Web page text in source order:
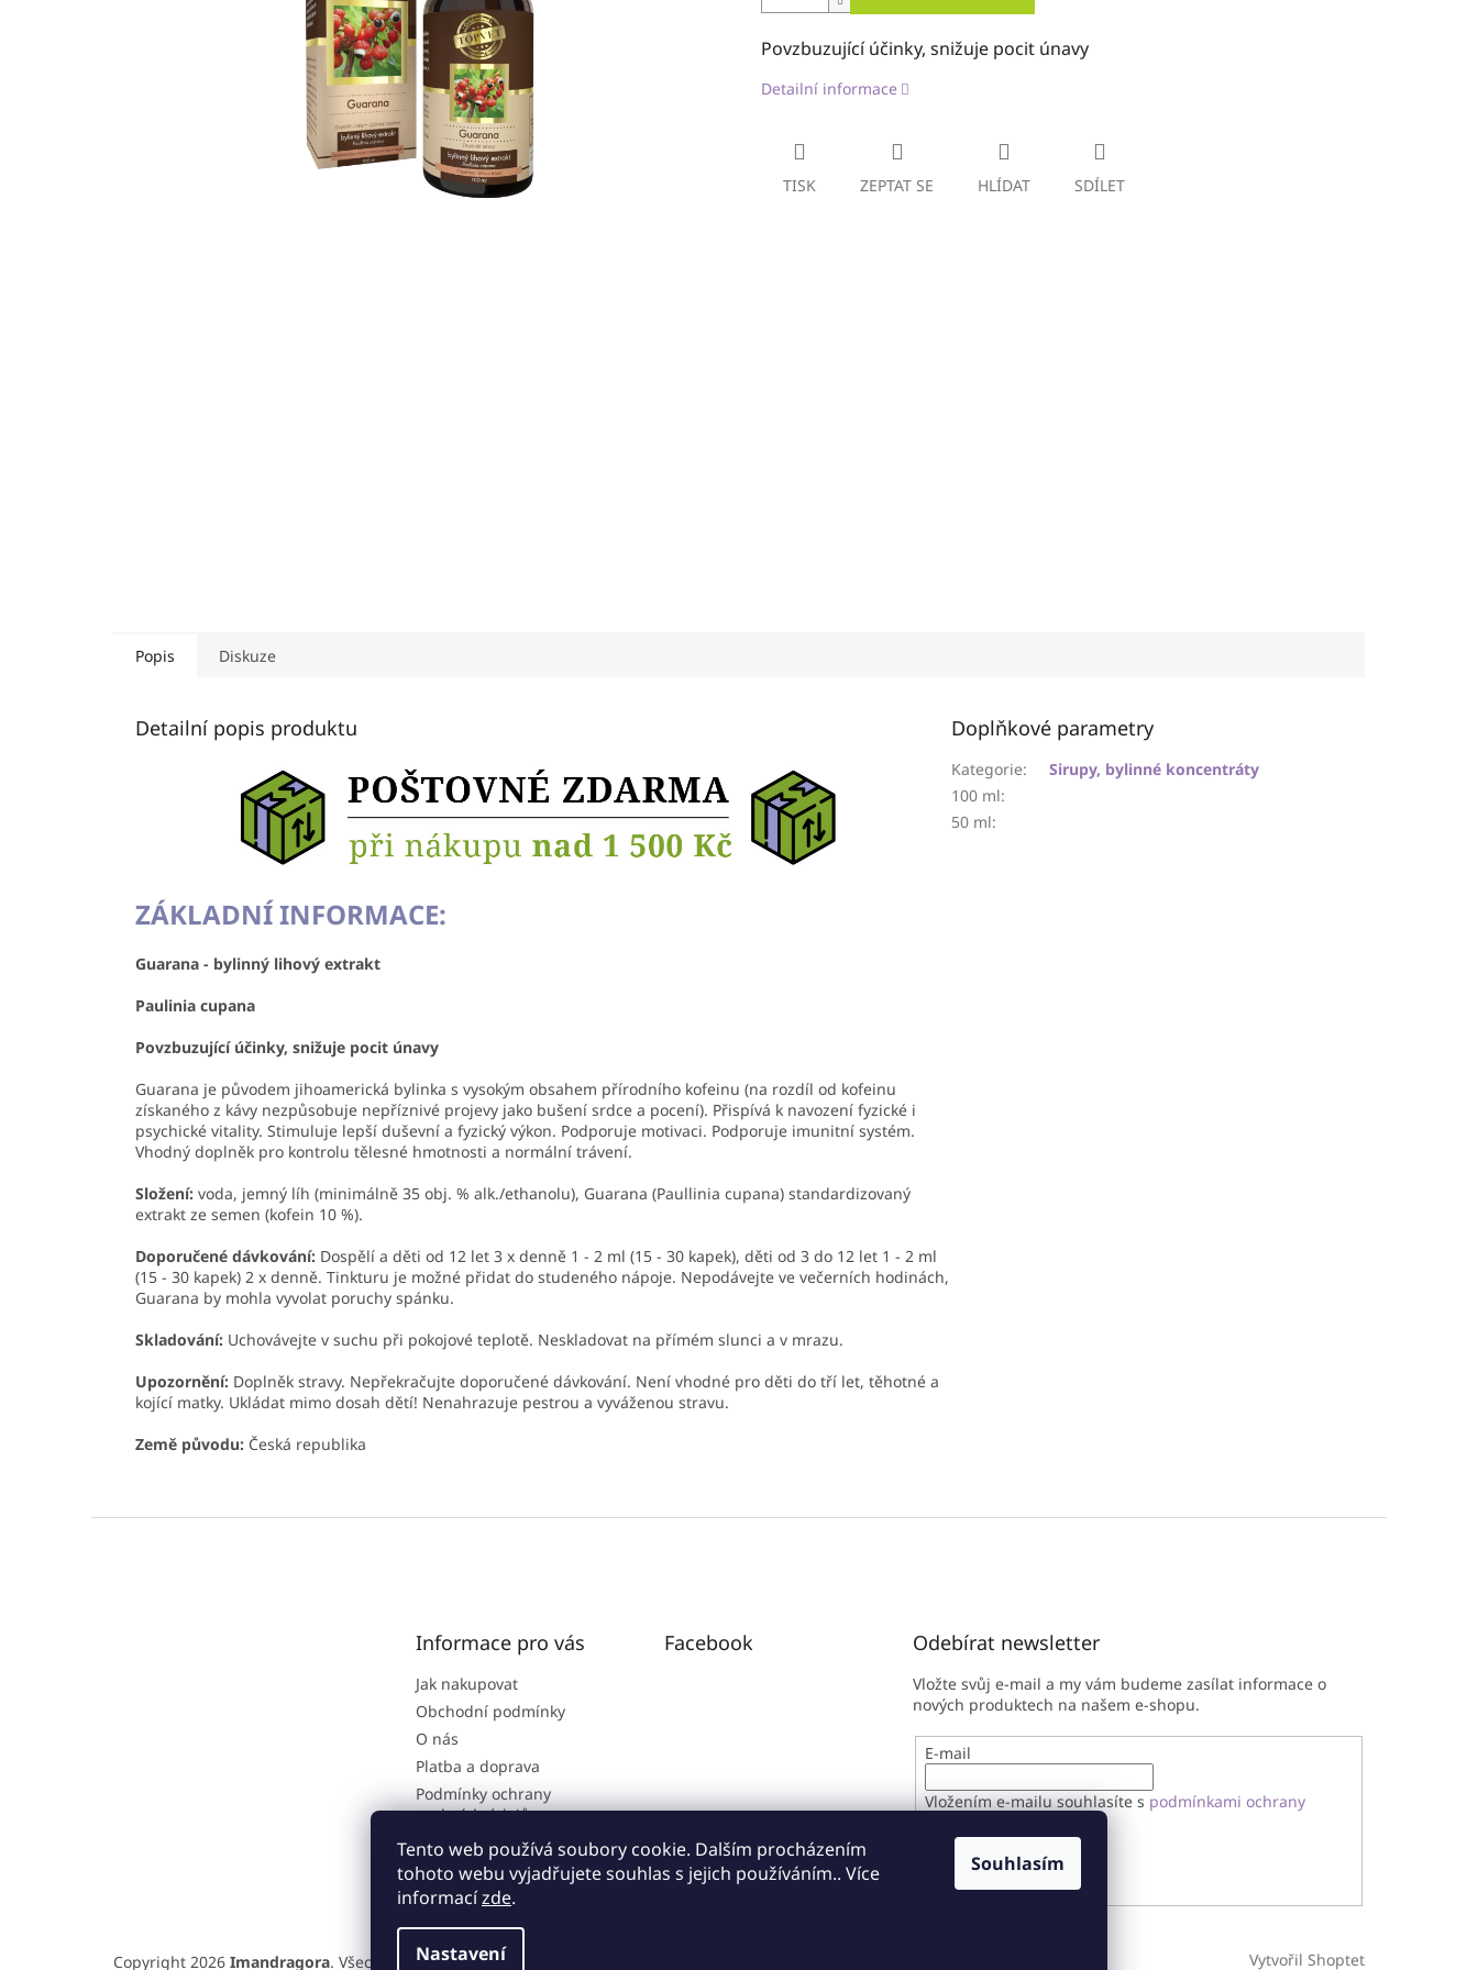
Tento web používá soubory cookie. Dalším procházením
tohoto webu vyjadřujete souhlas s jejich používáním.. Více
informacízde.
Nastavení
Souhlasím
Povzbuzující účinky, snižuje pocit únavy
Detailní informace
TISK ZEPTAT SE HLÍDAT SDÍLET
Popis Diskuze
Detailní popis produktu
ZÁKLADNÍ INFORMACE:
Guarana - bylinný lihový extrakt
Paulinia cupana
Povzbuzující účinky, snižuje pocit únavy
Guarana je původem jihoamerická bylinka s vysokým obsahem přírodního kofeinu (na rozdíl od kofeinu
získaného z kávy nezpůsobuje nepříznivé projevy jako bušení srdce a pocení). Přispívá k navození fyzické i
psychické vitality. Stimuluje lepší duševní a fyzický výkon. Podporuje motivaci. Podporuje imunitní systém.
Vhodný doplněk pro kontrolu tělesné hmotnosti a normální trávení.
Složení: voda, jemný líh (minimálně 35 obj. % alk./ethanolu), Guarana (Paullinia cupana) standardizovaný
extrakt ze semen (kofein 10 %).
Doporučené dávkování: Dospělí a děti od 12 let 3 x denně 1 - 2 ml (15 - 30 kapek), děti od 3 do 12 let 1 - 2 ml
(15 - 30 kapek) 2 x denně. Tinkturu je možné přidat do studeného nápoje. Nepodávejte ve večerních hodinách,
Guarana by mohla vyvolat poruchy spánku.
Skladování: Uchovávejte v suchu při pokojové teplotě. Neskladovat na přímém slunci a v mrazu.
Upozornění: Doplněk stravy. Nepřekračujte doporučené dávkování. Není vhodné pro děti do tří let, těhotné a
kojící matky. Ukládat mimo dosah dětí! Nenahrazuje pestrou a vyváženou stravu.
Země původu: Česká republika
Doplňkové parametry
Kategorie:
Sirupy, bylinné koncentráty
100 ml:
50 ml:
Informace pro vás
Jak nakupovat
Obchodní podmínky
O nás
Platba a doprava
Podmínky ochrany
osobních údajů
Reklamační řád
Facebook Odebírat newsletter
Vložte svůj e-mail a my vám budeme zasílat informace o
nových produktech na našem e-shopu.
E-mail
Vložením e-mailu souhlasíte s podmínkami ochrany
PŘIHLÁSIT SE
Vytvořil Shoptet
Copyright 2026 Imandragora. Všechna práva vyhrazena.